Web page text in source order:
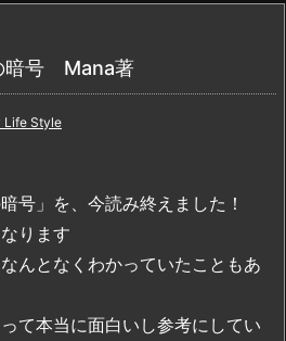
暗号 Mana著
Life Style
号」を、今読み終えました！
ります
んとなくわかっていたこともあ
て本当に面白いし参考にしてい